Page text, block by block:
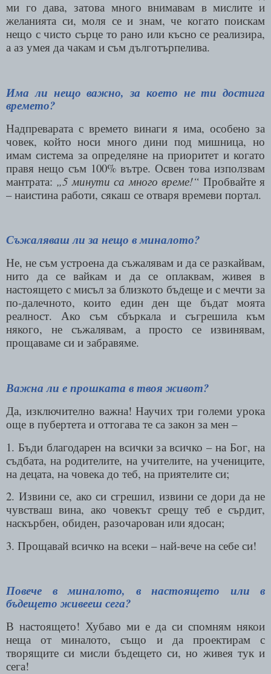
ми го дава, затова много внимавам в мислите и
желанията си, моля се и знам, че когато поискам
нещо с чисто сърце то рано или късно се реализира,
а аз умея да чакам и съм дълготърпелива.
Има ли нещо важно, за което не ти достига
времето?
Надпреварата с времето винаги я има, особено за
човек, който носи много дини под мишница, но
имам система за определяне на приоритет и когато
правя нещо съм 100% вътре. Освен това използвам
мантрата: „5 минути са много време!“ Пробвайте я
– наистина работи, сякаш се отваря времеви портал.
Съжаляваш ли за нещо в миналото?
Не, не съм устроена да съжалявам и да се разкайвам,
нито да се вайкам и да се оплаквам, живея в
настоящето с мисъл за близкото бъдеще и с мечти за
по-далечното, които един ден ще бъдат моята
реалност. Ако съм сбъркала и съгрешила към
някого, не съжалявам, а просто се извинявам,
прощаваме си и забравяме.
Важна ли е прошката в твоя живот?
Да, изключително важна! Научих три големи урока
още в пубертета и оттогава те са закон за мен –
1. Бъди благодарен на всички за всичко – на Бог, на
съдбата, на родителите, на учителите, на учениците,
на децата, на човека до теб, на приятелите си;
2. Извини се, ако си сгрешил, извини се дори да не
чувстваш вина, ако човекът срещу теб е сърдит,
наскърбен, обиден, разочарован или ядосан;
3. Прощавай всичко на всеки – най-вече на себе си!
Повече в миналото, в настоящето или в
бъдещето живееш сега?
В настоящето! Хубаво ми е да си спомням някои
неща от миналото, също и да проектирам с
творящите си мисли бъдещето си, но живея тук и
сега!